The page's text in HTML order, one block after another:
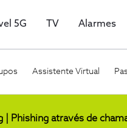
5G TV Alarmes
Assistente Virtual
| Phishing através de